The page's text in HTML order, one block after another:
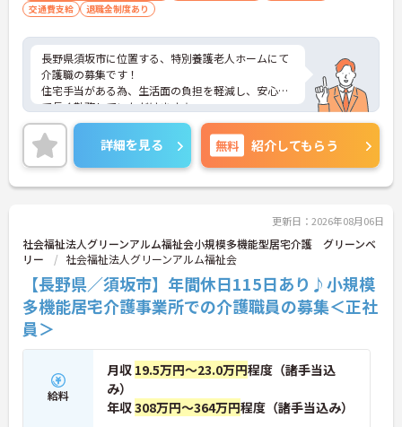
交通費支給
退職金制度あり
長野県須坂市に位置する、特別養護老人ホームにて
介護職の募集です！
住宅手当がある為、生活面の負担を軽減し、安心し
て長く勤務していただけます☆
また、マイカー通勤可能で無料駐車場もあるので、
通勤らくらくです♪
ご興味のある方には、面接対策ポイントなど、さら
に詳細をご案内しますのでお気軽にご相談くださ
い！
詳細を見る 無料 紹介してもらう
更新日：2026年08月06日
社会福祉法人グリーンアルム福祉会小規模多機能型居宅介護 グリーンベ
リー
社会福祉法人グリーンアルム福祉会
【長野県／須坂市】年間休日115日あり♪小規模
多機能居宅介護事業所での介護職員の募集＜正社
員＞
給料
月収 19.5万円～23.0万円程度（諸手当込
み）
年収308万円～364万円程度（諸手当込み）